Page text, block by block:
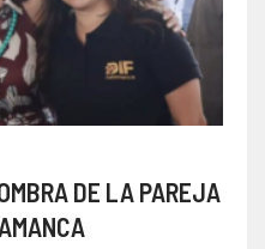
DE LA PAREJA